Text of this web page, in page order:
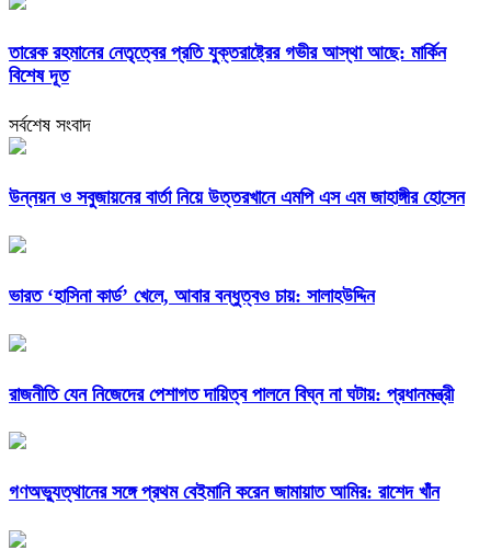
তারেক রহমানের নেতৃত্বের প্রতি যুক্তরাষ্ট্রের গভীর আস্থা আছে: মার্কিন
বিশেষ দূত
সর্বশেষ সংবাদ
উন্নয়ন ও সবুজায়নের বার্তা নিয়ে উত্তরখানে এমপি এস এম জাহাঙ্গীর হোসেন
ভারত ‘হাসিনা কার্ড’ খেলে, আবার বন্ধুত্বও চায়: সালাহউদ্দিন
রাজনীতি যেন নিজেদের পেশাগত দায়িত্ব পালনে বিঘ্ন না ঘটায়: প্রধানমন্ত্রী
গণঅভ্যুত্থানের সঙ্গে প্রথম বেইমানি করেন জামায়াত আমির: রাশেদ খাঁন